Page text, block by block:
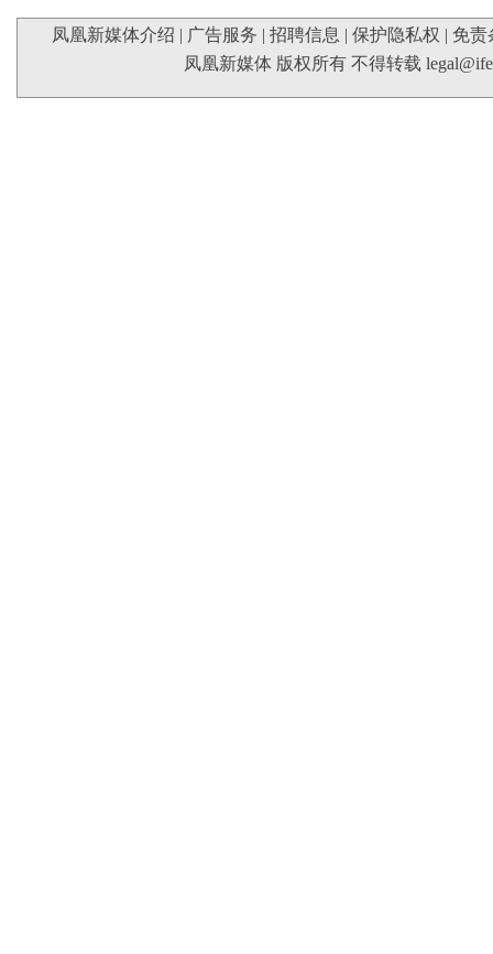
凤凰新媒体介绍 | 广告服务 | 招聘信息 | 保护隐私权 | 免责
凤凰新媒体 版权所有 不得转载